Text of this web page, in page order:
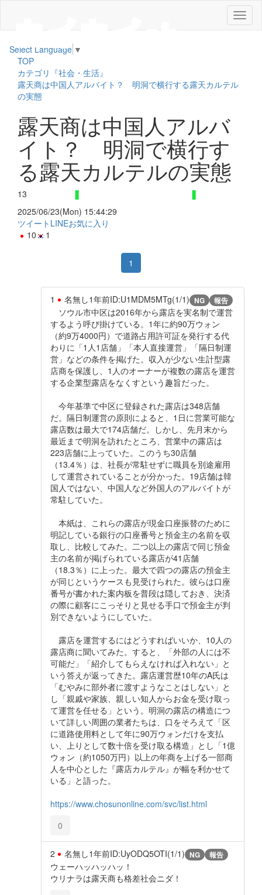
メ
ニ
Select Language ▼
TOP
カテゴリ『社会・生活』
露天商は中国人アルバイト？ 明洞で横行する露天カルテル
の実態
露天商は中国人アルバ
イト？ 明洞で横行す
る露天カルテルの実態
13
2025/06/23(Mon) 15:44:29
ツイート LINEお気に入り
10
1
1
1 名無し1年前ID:U1MDM5MTg(1/1) NG 報告
ソウル市中区は2016年から露店を実名制で運営
するよう呼び掛けている。1年に約90万ウォン
（約9万4000円）で道路占用許可証を発行する代
わりに「1人1店舗」「本人直接運営」「隔日制運
営」などの条件を掲げた。収入が少ない生計型露
店商を保護し、1人のオーナーが複数の露店を運営
する企業型露店をなくすという趣旨だった。
今年基準で中区に登録された露店は348店舗
だ。隔日制運営の原則によると、1日に営業可能な
露店数は最大で174店舗だ。しかし、先月末から
最近まで明洞を訪れたところ、営業中の露店は
223店舗に上っていた。このうち30店舗
（13.4％）は、社長が常駐せずに職員を別途雇用
して運営されていることが分かった。19店舗は韓
国人ではない、中国人など外国人のアルバイトが
常駐していた。
本紙は、これらの露店が現金口座振替のために
明記している銀行の口座番号と預金主の名前を収
取し、比較してみた。二つ以上の露店で同じ預金
主の名前が掲げられている露店が41店舗
（18.3％）に上った。最大で四つの露店の預金主
が同じというケースも見受けられた。彼らは口座
番号が書かれた案内板を普段は隠しておき、決済
の際に顧客にこっそりと見せる手口で預金主が判
別できないようにしていた。
露店を運営するにはどうすればいいか、10人の
露店商に聞いてみた。すると、「外部の人には不
可能だ」「紹介してもらえなければ入れない」と
いう答えが返ってきた。露店運営歴10年のA氏は
「むやみに部外者に渡すようなことはしない」と
し「親戚や家族、親しい知人からお金を受け取っ
て運営を任せる」という。明洞の露店の構造につ
いて詳しい周囲の業者たちは、口をそろえて「区
に道路使用料として年に90万ウォンだけを支払
い、上りとして数十倍を受け取る構造」とし「1億
ウォン（約1050万円）以上の年商を上げる一部商
人を中心とした『露店カルテル』が幅を利かせて
いる」と語った。
https://www.chosunonline.com/svc/list.html
0
2 名無し1年前ID:UyODQ5OTI(1/1) NG 報告
ウェーハッハッハッ！
ウリナラは露天商も格差社会ニダ！